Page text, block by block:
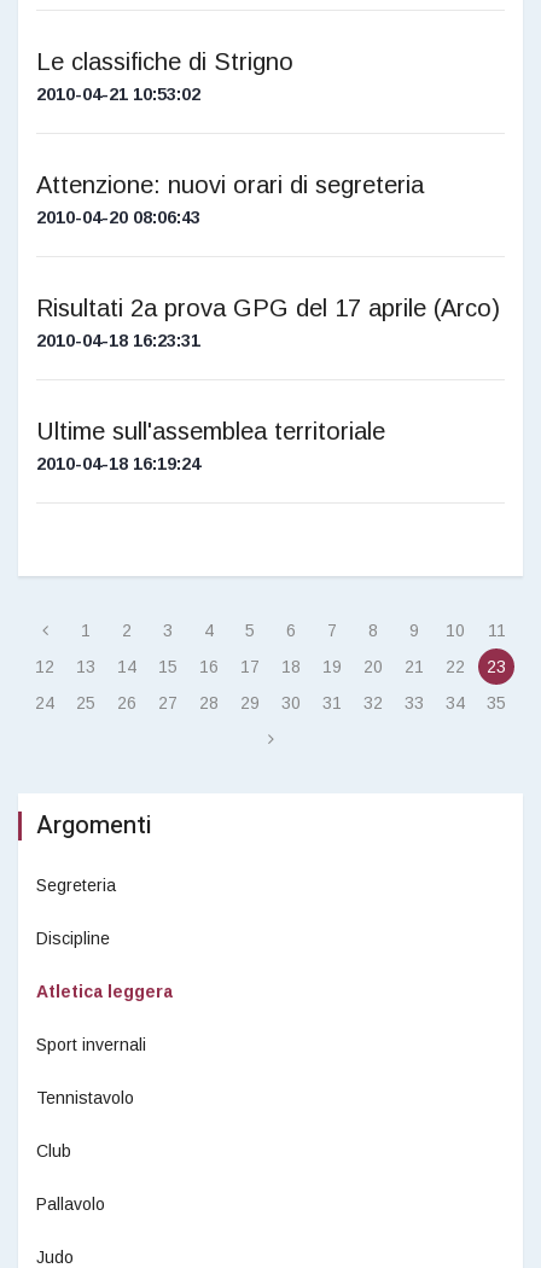
Le classifiche di Strigno
2010-04-21 10:53:02
Attenzione: nuovi orari di segreteria
2010-04-20 08:06:43
Risultati 2a prova GPG del 17 aprile (Arco)
2010-04-18 16:23:31
Ultime sull'assemblea territoriale
2010-04-18 16:19:24
1 2 3 4 5 6 7 8 9 10
11
12
13 14 15 16 17 18 19 20 21 22
23
24
25 26 27 28 29 30 31 32 33 34 35
Argomenti
Segreteria
Discipline
Atletica leggera
Sport invernali
Tennistavolo
Club
Pallavolo
Judo